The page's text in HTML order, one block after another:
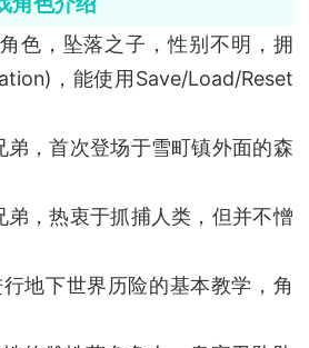
色，坠落之子，性别不明，拥
，能使用Save/Load/Reset
弟，首次登场于雪町镇外面的森
弟，热衷于抓捕人类，但并不憎
地下世界历险的基本教学，角